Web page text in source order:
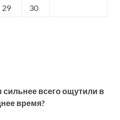
29 30
всего ощутили в
время?